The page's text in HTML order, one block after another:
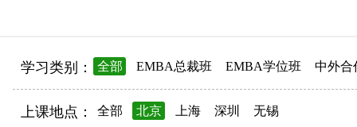
学习类别： 全部 EMBA总裁班 EMBA学位班 中外合
上课地点： 全部 北京 上海 深圳 无锡